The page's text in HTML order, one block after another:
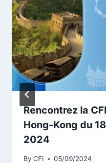
Rencontrez la
Hong-Kong du
2024
By CFI 05/09/2024